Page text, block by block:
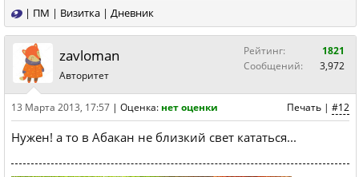
| ПМ | Визитка | Дневник
zavloman
Авторитет
Рейтинг:
1821
Сообщений:
3,972
Печать | #12
13 Марта 2013, 17:57 | Оценка: нет оценки
Нужен! а то в Абакан не близкий свет кататься...